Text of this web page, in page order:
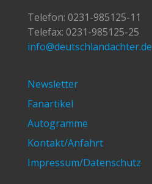
Telefon: 0231-985125-11
Telefax: 0231-985125-25
info@deutschlandachter.de
Newsletter
Fanartikel
Autogramme
Kontakt/Anfahrt
Impressum/Datenschutz